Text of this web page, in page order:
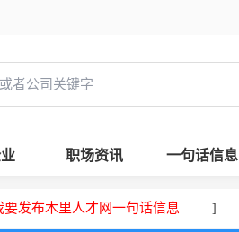
职场资讯 一句话信息
要发布木里人才网一句话信息 ]